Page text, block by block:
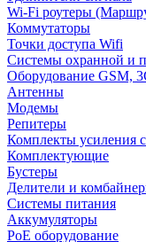
Wi-Fi роутеры
Коммутаторы
Точки доступа Wifi
Системы охранной и
Оборудование GSM,
Антенны
Модемы
Репитеры
Комплекты усиления
Комплектующие
Бустеры
Делители и
Системы питания
Аккумуляторы
PoE оборудование